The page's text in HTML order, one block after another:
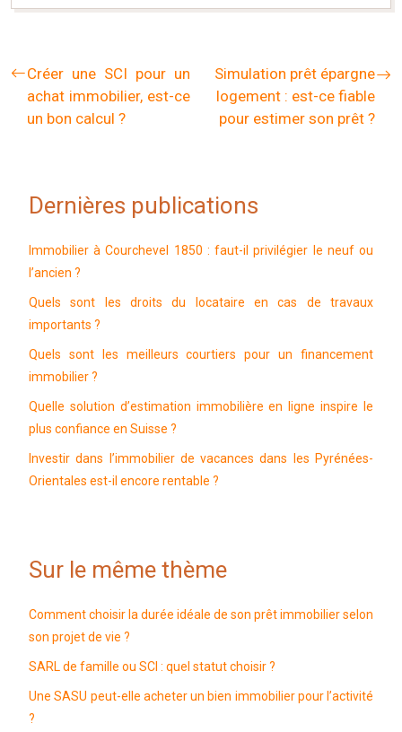
Créer une SCI pour un
achat immobilier, est-ce
un bon calcul ?
Simulation prêt épargne
logement : est-ce fiable
pour estimer son prêt ?
Dernières publications
Immobilier à Courchevel 1850 : faut-il privilégier le neuf ou
l’ancien ?
Quels sont les droits du locataire en cas de travaux
importants ?
Quels sont les meilleurs courtiers pour un financement
immobilier ?
Quelle solution d’estimation immobilière en ligne inspire le
plus confiance en Suisse ?
Investir dans l’immobilier de vacances dans les Pyrénées-
Orientales est-il encore rentable ?
Sur le même thème
Comment choisir la durée idéale de son prêt immobilier selon
son projet de vie ?
SARL de famille ou SCI : quel statut choisir ?
Une SASU peut-elle acheter un bien immobilier pour l’activité
?